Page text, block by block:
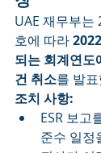
UAE 재무부는
호에 따라
되는 회계연도
건 취소를 발
조치 사항:
ESR 보고
준수 일정